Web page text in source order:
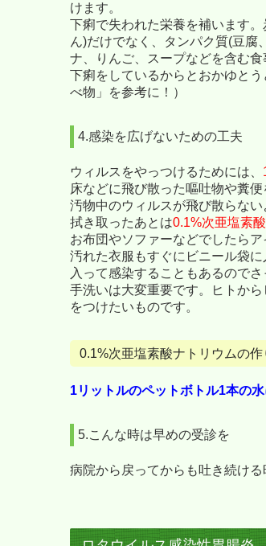
けます。
下痢で失われた栄養を補います
ん)だけでなく、タンパク質(豆腐
ナ、りんご、スープなどを含む食
下痢をしているからとおかゆと
べ物」を参考に！）
4.感染を広げないための工夫
ウィルスをやっつけるためには、
床などに飛び散った嘔吐物や糞
汚物中のウィルスが飛び散らな
拭き取ったあとは0.1%次亜塩素
お布団やソファーなどでしたら
汚れた衣服もすぐにビニール袋
入って感染することもあるのでさ
手洗いは大変重要です。ヒトか
をつけたいものです。
0.1%次亜塩素酸ナトリウムの作
1リットルのペットボトル1本の
5.こんな時は早めの受診を
病院から戻ってからも吐き続け